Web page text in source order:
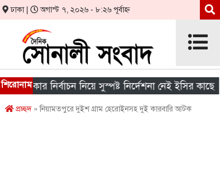
ঢাকা | অগাস্ট ৭, ২০২৬ - ৮:২৬ পূর্বাহ্ন
শিরোনামনির্বাচন নিয়ে সুস্পষ্ট নির্দেশনা নেই ইসির কাছে
প্রচ্ছদ» নিয়ামতপুরে দুইশ গ্রাম হেরোইনসহ দুই কারবারি আটক